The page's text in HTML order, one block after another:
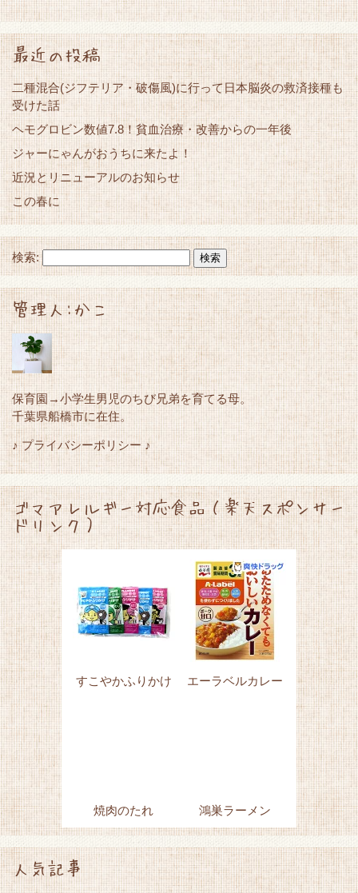
最近の投稿
二種混合(ジフテリア・破傷風)に行って日本脳炎の救済接種も
受けた話
ヘモグロビン数値7.8！貧血治療・改善からの一年後
ジャーにゃんがおうちに来たよ！
近況とリニューアルのお知らせ
この春に
検索:
管理人:かこ
保育園→小学生男児のちび兄弟を育てる母。
千葉県船橋市に在住。
♪ プライバシーポリシー ♪
ゴマアレルギー対応食品（楽天スポンサー
ドリンク）
すこやかふりかけ エーラベルカレー
焼肉のたれ 鴻巣ラーメン
人気記事